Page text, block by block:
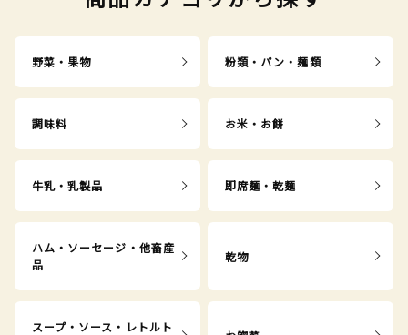
野菜・果物 粉類・パン・麺類
調味料 お米・お餅
牛乳・乳製品 即席麺・乾麺
ハム・ソーセージ・他畜産
品
乾物
スープ・ソース・レトルト